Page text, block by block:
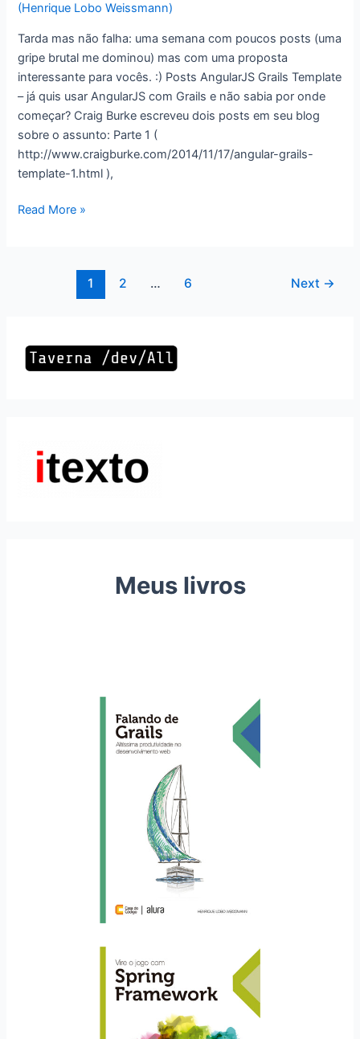
(Henrique Lobo Weissmann)
Tarda mas não falha: uma semana com poucos posts (uma
gripe brutal me dominou) mas com uma proposta
interessante para vocês. :) Posts AngularJS Grails Template
– já quis usar AngularJS com Grails e não sabia por onde
começar? Craig Burke escreveu dois posts em seu blog
sobre o assunto: Parte 1 (
http://www.craigburke.com/2014/11/17/angular-grails-
template-1.html ),
Semana
Read More »
1 2 … 6 Next →
Meus livros